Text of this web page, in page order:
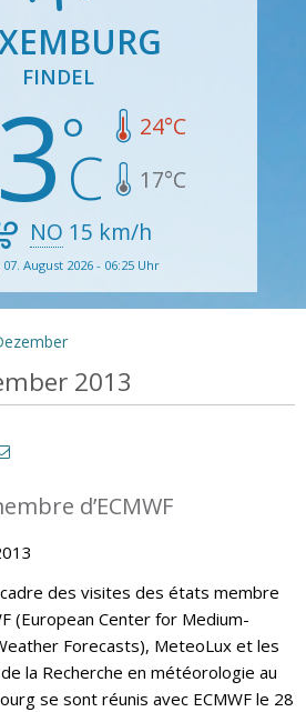
FINDEL
24°C
17°C
NO 15 km/h
August 2026 - 06:25 Uhr
2013
d’ECMWF
des visites des états membre
(European Center for Medium-
Forecasts), MeteoLux et les
la Recherche en météorologie au
se sont réunis avec ECMWF le 28